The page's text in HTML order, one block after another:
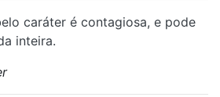
caráter é contagiosa, e pode
inteira.